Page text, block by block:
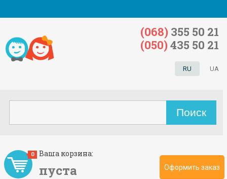
Ваша корзина:
пуста
0
Оформить заказ
RU UA
(068) 355 50 21
(050) 435 50 21